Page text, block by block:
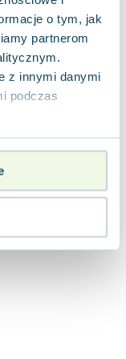
o tym, jak
partnerom
z innymi danymi
podczas